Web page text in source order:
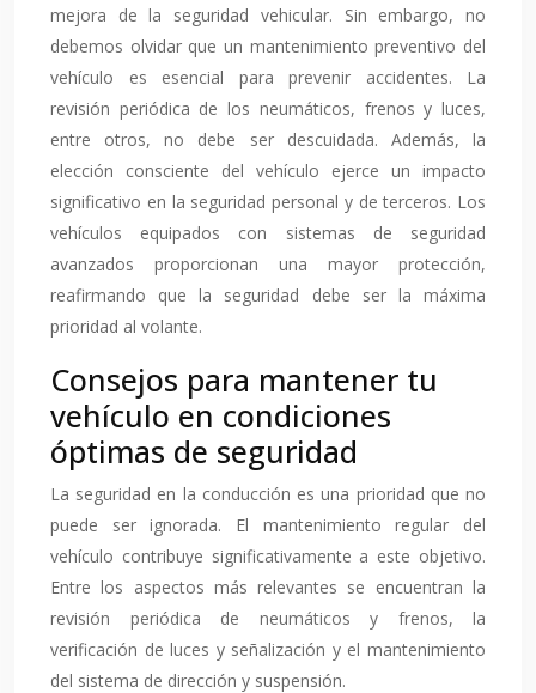
mejora de la seguridad vehicular. Sin embargo, no
debemos olvidar que un mantenimiento preventivo del
vehículo es esencial para prevenir accidentes. La
revisión periódica de los neumáticos, frenos y luces,
entre otros, no debe ser descuidada. Además, la
elección consciente del vehículo ejerce un impacto
significativo en la seguridad personal y de terceros. Los
vehículos equipados con sistemas de seguridad
avanzados proporcionan una mayor protección,
reafirmando que la seguridad debe ser la máxima
prioridad al volante.
Consejos para mantener tu
vehículo en condiciones
óptimas de seguridad
La seguridad en la conducción es una prioridad que no
puede ser ignorada. El mantenimiento regular del
vehículo contribuye significativamente a este objetivo.
Entre los aspectos más relevantes se encuentran la
revisión periódica de neumáticos y frenos, la
verificación de luces y señalización y el mantenimiento
del sistema de dirección y suspensión.